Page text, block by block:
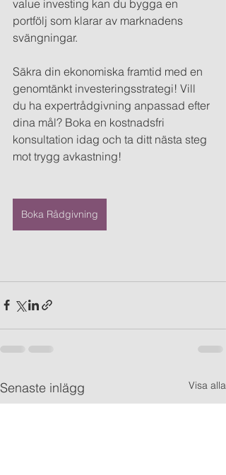
value investing kan du bygga en
portfölj som klarar av marknadens
svängningar.
Säkra din ekonomiska framtid med en
genomtänkt investeringsstrategi! Vill
du ha expertrådgivning anpassad efter
dina mål? Boka en kostnadsfri
konsultation idag och ta ditt nästa steg
mot trygg avkastning!
Boka Rådgivning
Senaste inlägg Visa alla